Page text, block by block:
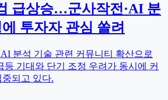
급상승…군사작전·AI 분
투자자 관심 쏠려
분석 기술 관련 커뮤니티 확산으로
등 기대와 단기 조정 우려가 동시에 커
되고 있다.